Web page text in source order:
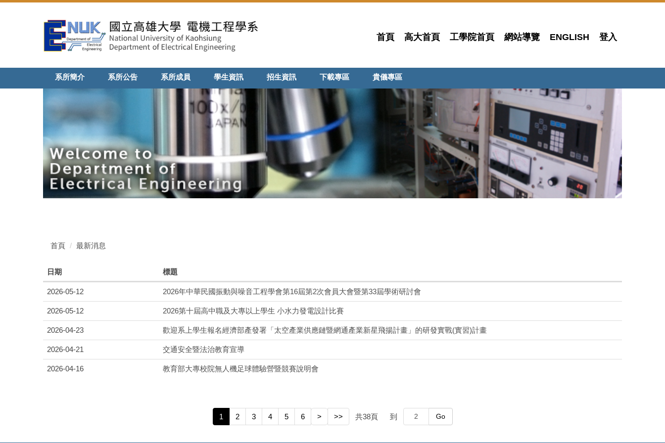
首頁 高大首頁 工學院首頁 網站導覽 ENGLISH 登入
系所簡介 系所公告 系所成員 學生資訊 招生資訊 下載專區 貴儀專區
首頁 最新消息
日期 標題
2026-05-12 2026年中華民國振動與噪音工程學會第16屆第2次會員大會暨第33屆學術研討會
2026-05-12 2026第十屆高中職及大專以上學生 小水力發電設計比賽
2026-04-23 歡迎系上學生報名經濟部產發署「太空產業供應鏈暨網通產業新星飛揚計畫」的研發實戰(實習)計畫
2026-04-21 交通安全暨法治教育宣導
2026-04-16 教育部大專校院無人機足球體驗營暨競賽說明會
1 2 3 4 5 6 > >> 共38頁 到 Go